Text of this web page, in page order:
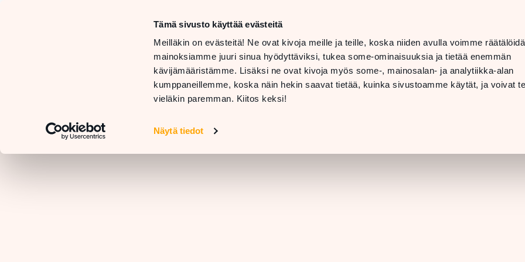
Tämä sivusto käyttää evästeitä
Meilläkin on evästeitä! Ne ovat kivoja meille ja teille, koska niiden avulla voimme
mainoksiamme juuri sinua hyödyttäviksi, tukea some-ominaisuuksia ja tietää enemmän
kävijämääristämme. Lisäksi ne ovat kivoja myös some-, mainosalan- ja analytiikka-alan
kumppaneillemme, koska näin hekin saavat tietää, kuinka sivustoamme käytät, ja voivat
vieläkin paremman. Kiitos keksi!
Näytä tiedot
LIIKKEEN TIEDOT
LIIKKEET
JA
PALVELUT
RAVINTOLAT LAHJAKORTTI